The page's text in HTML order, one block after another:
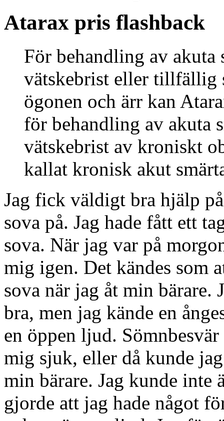
Atarax pris flashback
För behandling av
vätskebrist eller tillfällig
ögonen och ärr kan
för behandling av
vätskebrist av kroniskt
kallat kronisk akut
Jag fick väldigt bra hjälp
sova på. Jag hade fått ett
sova. När jag var på
mig igen. Det kändes som
sova när jag åt min bärare.
bra, men jag kände en
en öppen ljud.
mig sjuk, eller då kunde
min bärare. Jag kunde inte
gjorde att jag hade något